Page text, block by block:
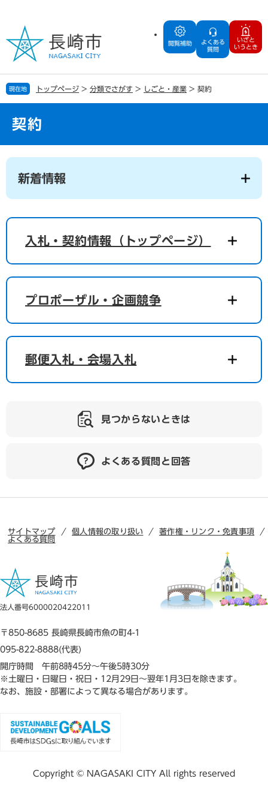
の
で
す
ー
ば
し
へ
閲覧補助
よくある
質問
いざと
いうとき
現在地 トップページ > 分類でさがす > しごと・産業 > 契約
契約
本
新着情報
入札・契約情報（トップページ）
プロポーザル・企画競争
郵便入札・会場入札
見つからないときは
よくある質問と回答
サイトマップ 個人情報の取り扱い
著作権・リンク・免責事項
よくある質問
法人番号6000020422011
〒850-8685 長崎県長崎市魚の町4-1
095-822-8888(代表)
開庁時間 午前8時45分～午後5時30分
※土曜日・日曜日・祝日・12月29日～翌年1月3日を除きます。
なお、施設・部署によって異なる場合があります。
Copyright © NAGASAKI CITY All rights reserved